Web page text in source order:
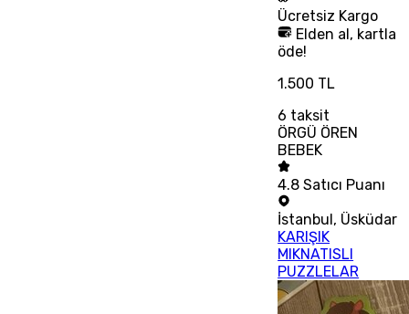
Ücretsiz Kargo
Elden al, kartla
öde!
1.500 TL
6 taksit
ÖRGÜ ÖREN
BEBEK
4.8 Satıcı Puanı
İstanbul, Üsküdar
KARIŞIK
MIKNATISLI
PUZZLELAR